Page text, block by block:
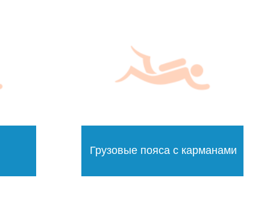
Грузовые пояса с карманами